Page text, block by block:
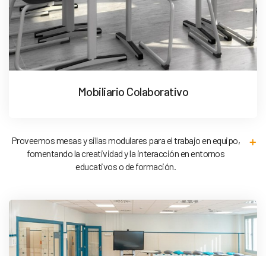
Mobiliario Colaborativo
Proveemos mesas y sillas modulares para el trabajo en equipo,
fomentando la creatividad y la interacción en entornos
educativos o de formación.